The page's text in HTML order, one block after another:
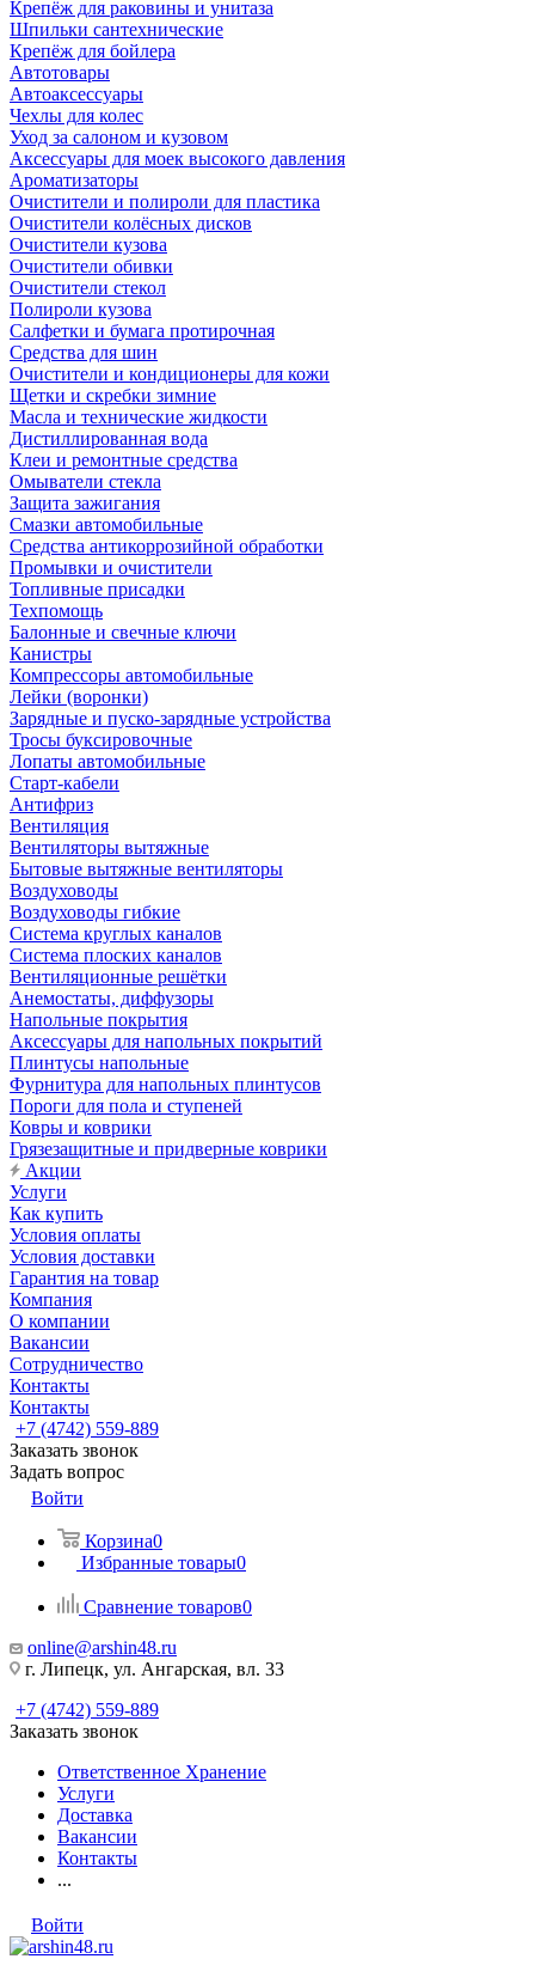
Крепёж для раковины и унитаза
Шпильки сантехнические
Крепёж для бойлера
Автотовары
Автоаксессуары
Чехлы для колес
Уход за салоном и кузовом
Аксессуары для моек высокого давления
Ароматизаторы
Очистители и полироли для пластика
Очистители колёсных дисков
Очистители кузова
Очистители обивки
Очистители стекол
Полироли кузова
Салфетки и бумага протирочная
Средства для шин
Очистители и кондиционеры для кожи
Щетки и скребки зимние
Масла и технические жидкости
Дистиллированная вода
Клеи и ремонтные средства
Омыватели стекла
Защита зажигания
Смазки автомобильные
Средства антикоррозийной обработки
Промывки и очистители
Топливные присадки
Техпомощь
Балонные и свечные ключи
Канистры
Компрессоры автомобильные
Лейки (воронки)
Зарядные и пуско-зарядные устройства
Тросы буксировочные
Лопаты автомобильные
Старт-кабели
Антифриз
Вентиляция
Вентиляторы вытяжные
Бытовые вытяжные вентиляторы
Воздуховоды
Воздуховоды гибкие
Система круглых каналов
Система плоских каналов
Вентиляционные решётки
Анемостаты, диффузоры
Напольные покрытия
Аксессуары для напольных покрытий
Плинтусы напольные
Фурнитура для напольных плинтусов
Пороги для пола и ступеней
Ковры и коврики
Грязезащитные и придверные коврики
Акции
Услуги
Как купить
Условия оплаты
Условия доставки
Гарантия на товар
Компания
О компании
Вакансии
Сотрудничество
Контакты
Контакты
+7 (4742) 559-889
Заказать звонок
Задать вопрос
Войти
Корзина0
Избранные товары0
Сравнение товаров0
online@arshin48.ru
г. Липецк, ул. Ангарская, вл. 33
+7 (4742) 559-889
Заказать звонок
Ответственное Хранение
Услуги
Доставка
Вакансии
Контакты
...
Войти